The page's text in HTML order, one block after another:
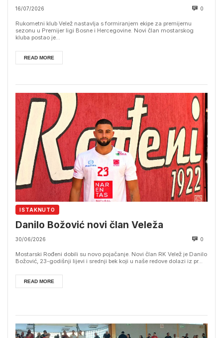
16/07/2026 0
Rukometni klub Velež nastavlja s formiranjem ekipe za premijernu
sezonu u Premijer ligi Bosne i Hercegovine. Novi član mostarskog
kluba postao je...
READ MORE
ISTAKNUTO
Danilo Božović novi član Veleža
30/06/2026 0
Mostarski Rođeni dobili su novo pojačanje. Novi član RK Velež je Danilo
Božović, 23-godišnji lijevi i srednji bek koji u naše redove dolazi iz pr...
READ MORE